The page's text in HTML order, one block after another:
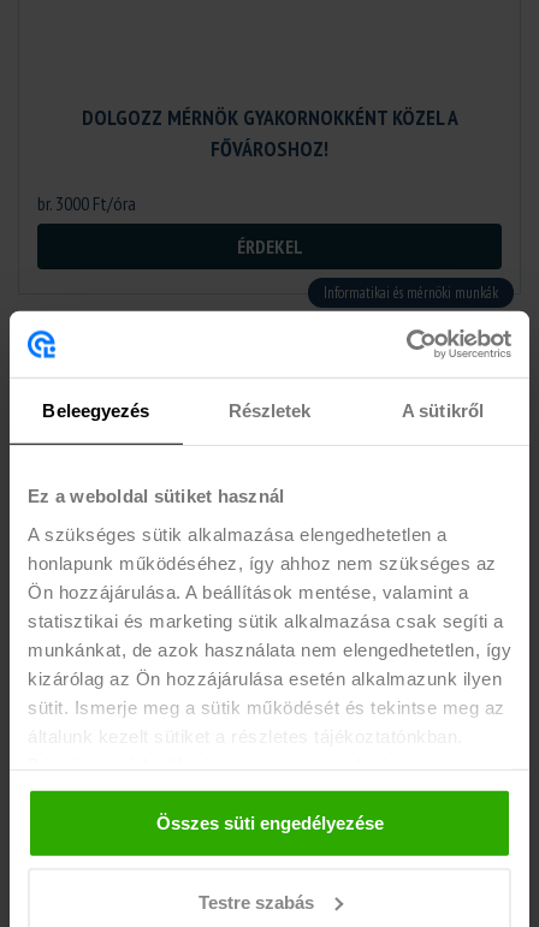
Beleegyezés Részletek A sütikről
Ez a weboldal sütiket használ
A szükséges sütik alkalmazása elengedhetetlen a
honlapunk működéséhez, így ahhoz nem szükséges az
Ön hozzájárulása. A beállítások mentése, valamint a
statisztikai és marketing sütik alkalmazása csak segíti a
munkánkat, de azok használata nem elengedhetetlen, így
kizárólag az Ön hozzájárulása esetén alkalmazunk ilyen
sütit. Ismerje meg a sütik működését és tekintse meg az
általunk kezelt sütiket a részletes tájékoztatónkban.
hozzájárulását a weboldalunk láblécében található "Süti
tájékoztató" feliratra kattintva.
Összes süti engedélyezése
Testre szabás
DOLGOZZ MÉRNÖK GYAKORNOKKÉNT KÖZEL A
FŐVÁROSHOZ!
br. 3000 Ft/óra
ÉRDEKEL
Informatikai és mérnöki munkák
GYAKORNOKOT KERES AZ MBH!
Br. 2300 Ft/óra
ÉRDEKEL
Informatikai és mérnöki munkák
OPERÁCIÓS ELEMZŐ GYAKORNOKOT KERES AZ MBH
BANK!